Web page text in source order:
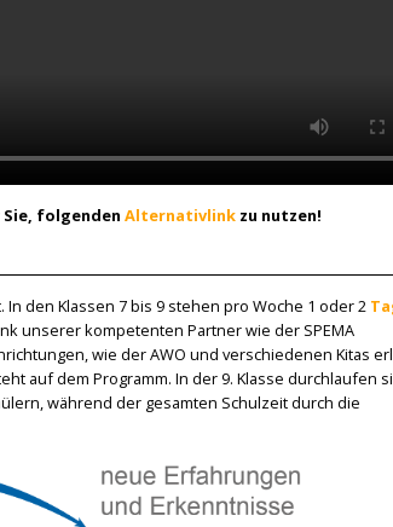
folgenden Alternativlinkzu nutzen!
den Klassen 7 bis 9 stehen pro Woche 1 oder 2
unserer kompetenten Partner wie der SPEMA
wie der AWO und verschiedenen Kitas
auf dem Programm. In der 9. Klasse durchlaufen
während der gesamten Schulzeit durch die